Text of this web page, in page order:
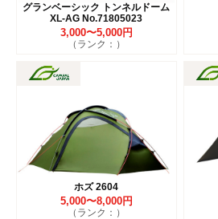
グランベーシック トンネルドーム
XL-AG No.71805023
3,000〜5,000円
（ランク：）
ホズ 2604
5,000〜8,000円
（ランク：）